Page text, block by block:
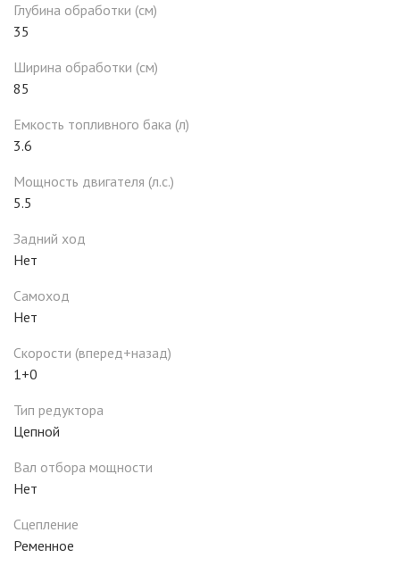
Глубина обработки (см)
35
Ширина обработки (см)
85
Емкость топливного бака (л)
3.6
Мощность двигателя (л.с.)
5.5
Задний ход
Нет
Самоход
Нет
Скорости (вперед+назад)
1+0
Тип редуктора
Цепной
Вал отбора мощности
Нет
Сцепление
Ременное